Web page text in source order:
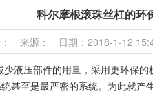
科尔摩根滚珠丝杠的环
： 来源： 日期：2018-1-12
液压部件的用量，采用更环保
甚至是最严密的系统。为此就